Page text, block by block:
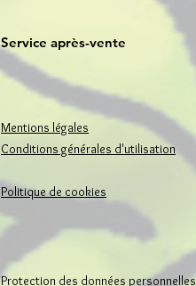
Service après-vente
Mentions légales
Conditions générales d'utilisation
Politique de cookies
Protection des données personnelles